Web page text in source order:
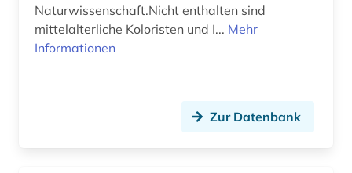
Naturwissenschaft.Nicht enthalten sind
mittelalterliche Koloristen und I... Mehr
Informationen
Zur Datenbank